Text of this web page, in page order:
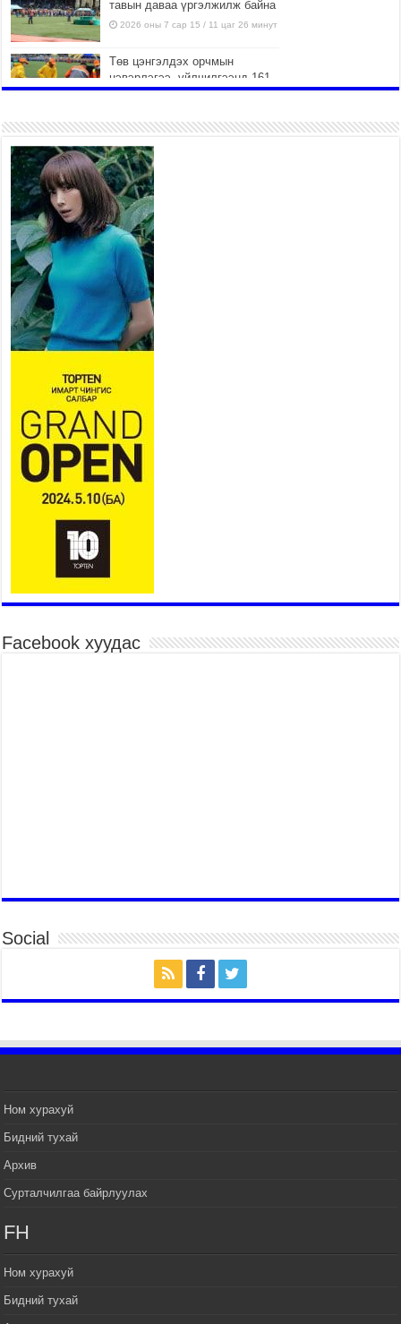
тавын даваа үргэлжилж байна
2026 оны 7 сар 15 / 11 цаг 26 минут
Төв цэнгэлдэх орчмын
цэвэрлэгээ, үйлчилгээнд 161
ажилтан, 27 техниктэй
2026 оны 7 сар 15 / 11 цаг 22 минут
Наадмын амралтын өдрүүдэд
нийслэлийн эрүүл мэндийн
байгууллагууд дараах
хуваарийн дагуу ажиллана
2026 оны 7 сар 15 / 11 цаг 18 минут
Үндэсний их баяр наадам
эхэллээ
2026 оны 7 сар 15 / 11 цаг 14 минут
Үер усны аюулаас сэргийлж, нийслэлийн Онцгой
байдлын газрын 162 алба хаагч үүрэг гүйцэтгэж
2026 оны 7 сар 15 / 11 цаг 07 минут
Үндэсний их сурын харваанд 850 харваач цэц
мэргэнээ сорьж байна
2026 оны 7 сар 15 / 11 цаг 03 минут
Төв цэнгэлдэхийн эргэн тойронд
2026 оны 7 сар 15 / 10 цаг 58 минут
Үндэсний их баяр наадмын шагайн харваа
насанд хүрэгчдийн багийн харваагаар
үргэлжилж байна
2026 оны 7 сар 15 / 10 цаг 52 минут
Үндэсний их баяр наадмын хүчит бөхийн
ТӨРИЙН ДАЛБААНЫ ӨДӨРТ ЗОРИУЛСАН
2026 оны 7 сар 14 / 17 цаг 47 минут
Өв соёлоо тээж яваа уяачдын галаар УИХ-ын
дарга С.Бямбацогт зочлон баяр хүргэв
2026 оны 7 сар 14 / 17 цаг 40 минут
наадмын нээлтэд оролцон, сурын талбай,
шагайн асарт зочиллоо
Монгол Улсын Их Хурлын дарга С.Бямбацогт
2026 оны 7 сар 14 / 17 цаг 09 минут
УИХ-ын дарга С.Бямбацогт БНХАУ-аас Монгол
Улсад суугаа Элчин сайд Шэнь Миньжуанийг
хүлээн авч уулзав
Солонгос Улсын Ерөнхийлөгч И Жэ Мён-д
бараалхав
2026 оны 7 сар 14 / 16 цаг 56 минут
Facebook хуудас
Social
Ном хурахуй
Бидний тухай
Архив
Сурталчилгаа байрлуулах
FH
Ном хурахуй
Бидний тухай